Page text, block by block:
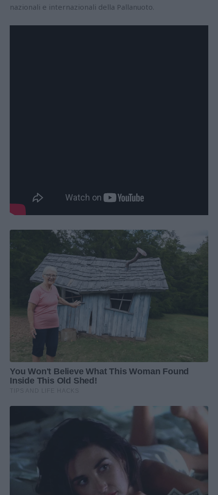
nazionali e internazionali della Pallanuoto.